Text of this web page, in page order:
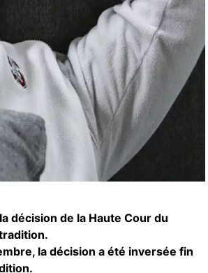
décision de la Haute Cour du
la décision a été inversée fin